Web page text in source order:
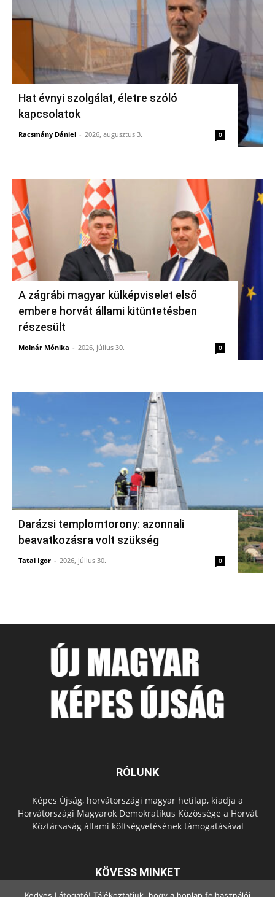
Hat évnyi szolgálat, életre szóló
kapcsolatok
Racsmány Dániel - 2026, augusztus 3. 0
A zágrábi magyar külképviselet első
embere horvát állami kitüntetésben
részesült
Molnár Mónika - 2026, július 30. 0
Darázsi templomtorony: azonnali
beavatkozásra volt szükség
Tatai Igor - 2026, július 30. 0
RÓLUNK
Képes Újság, horvátországi magyar hetilap, kiadja a
Horvátországi Magyarok Demokratikus Közössége a Horvát
Köztársaság állami költségvetésének támogatásával
KÖVESS MINKET